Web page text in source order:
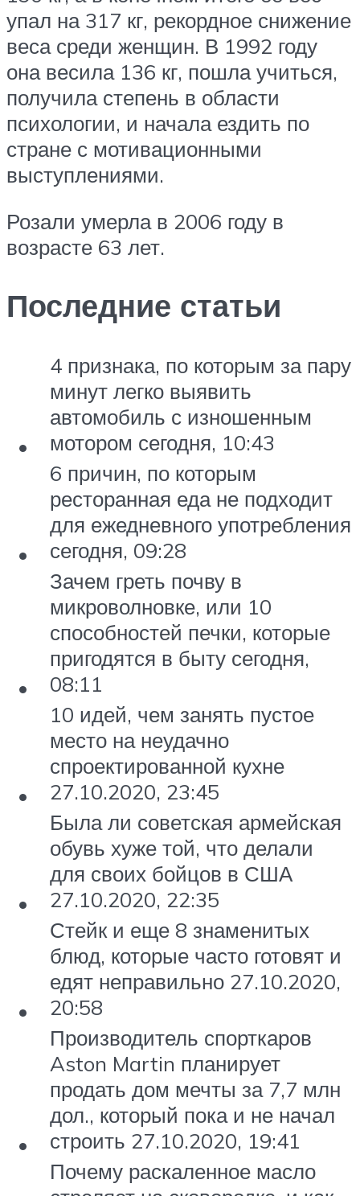
упал на 317 кг, рекордное снижение
веса среди женщин. В 1992 году
она весила 136 кг, пошла учиться,
получила степень в области
психологии, и начала ездить по
стране с мотивационными
выступлениями.
Розали умерла в 2006 году в
возрасте 63 лет.
Последние статьи
4 признака, по которым за пару
минут легко выявить
автомобиль с изношенным
мотором сегодня, 10:43
6 причин, по которым
ресторанная еда не подходит
для ежедневного употребления
сегодня, 09:28
Зачем греть почву в
микроволновке, или 10
способностей печки, которые
пригодятся в быту сегодня,
08:11
10 идей, чем занять пустое
место на неудачно
спроектированной кухне
27.10.2020, 23:45
Была ли советская армейская
обувь хуже той, что делали
для своих бойцов в США
27.10.2020, 22:35
Стейк и еще 8 знаменитых
блюд, которые часто готовят и
едят неправильно 27.10.2020,
20:58
Производитель спорткаров
Aston Martin планирует
продать дом мечты за 7,7 млн
дол., который пока и не начал
строить 27.10.2020, 19:41
Почему раскаленное масло